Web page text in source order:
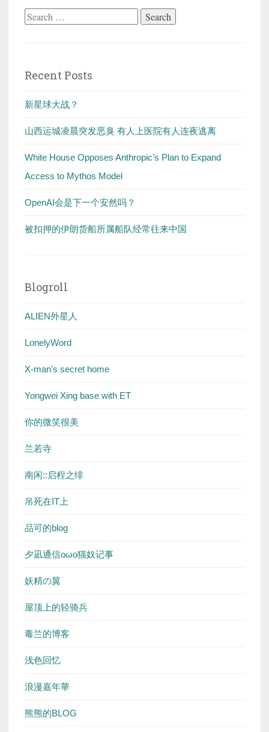
Search
Recent Posts
新星球大战？
山西运城凌晨突发恶臭 有人上医院有人连夜逃离
White House Opposes Anthropic’s Plan to Expand
Access to Mythos Model
OpenAI会是下一个安然吗？
被扣押的伊朗货船所属船队经常往来中国
Blogroll
ALIEN外星人
LonelyWord
X-man’s secret home
Yongwei Xing base with ET
你的微笑很美
兰若寺
南闲::启程之绯
吊死在IT上
品可的blog
夕凪通信oωo猫奴记事
妖精の翼
屋顶上的轻骑兵
毒兰的博客
浅色回忆
浪漫嘉年華
熊熊的BLOG